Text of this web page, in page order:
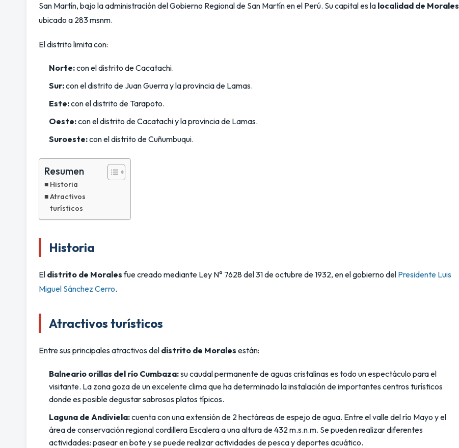
San Martín, bajo la administración del Gobierno Regional de San Martín en el Perú. Su capital es la localidad de Morales
ubicado a 283 msnm.
El distrito limita con:
Norte:con el distrito de Cacatachi.
Sur:con el distrito de Juan Guerra y la provincia de Lamas.
Este:con el distrito de Tarapoto.
Oeste:con el distrito de Cacatachi y la provincia de Lamas.
Suroeste:con el distrito de Cuñumbuqui.
Resumen
Historia
Atractivos
turísticos
Historia
El distrito de Moralesfue creado mediante Ley N° 7628 del 31 de octubre de 1932, en el gobierno del Presidente Luis
Miguel Sánchez Cerro.
Atractivos turísticos
Entre sus principales atractivos del distrito de Morales están:
Balneario orillas del río Cumbaza:su caudal permanente de aguas cristalinas es todo un espectáculo para el
visitante. La zona goza de un excelente clima que ha determinado la instalación de importantes centros turísticos
donde es posible degustar sabrosos platos típicos.
Laguna de Andiviela:cuenta con una extensión de 2 hectáreas de espejo de agua. Entre el valle del río Mayo y el
área de conservación regional cordillera Escalera a una altura de 432 m.s.n.m. Se pueden realizar diferentes
actividades: pasear en bote y se puede realizar actividades de pesca y deportes acuático.